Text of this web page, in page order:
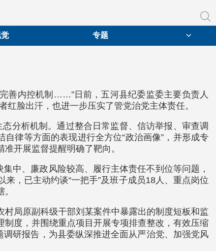
专题
善内控机制……”日前，五河县纪委监委主要负责人
红脸出汗，也进一步压实了管党治党主体责任。
分析机制。通过整合日常监督、信访举报、审查调
律等方面的表现进行全方位“政治画像”，并形成专
开展监督提醒明确了靶向。
中、廉政风险较高、履行主体责任不到位等问题，
来，已主动约谈“一把手”及班子成员18人、重点岗位
局原副科级干部刘某案件中暴露出的制度短板和监
度，并围绕重点项目开展专项排查整改，有效压缩
研报告，为县委纵深推进全面从严治党、加强党风